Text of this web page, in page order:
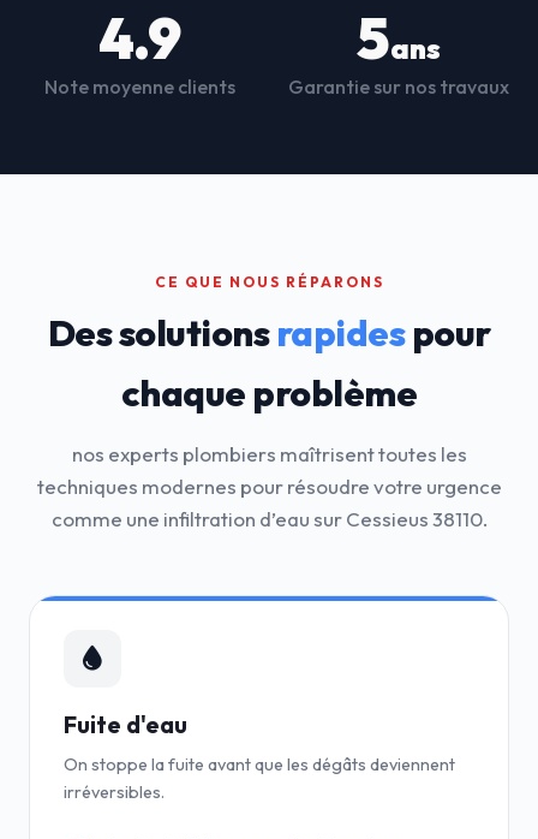
4.9
Note moyenne clients
5ans
Garantie sur nos travaux
CE QUE NOUS RÉPARONS
Des solutionsrapidespour
chaque problème
nos experts plombiers maîtrisent toutes les
techniques modernes pour résoudre votre urgence
comme une infiltration d’eau sur Cessieus 38110.
Fuite d'eau
On stoppe la fuite avant que les dégâts deviennent
irréversibles.